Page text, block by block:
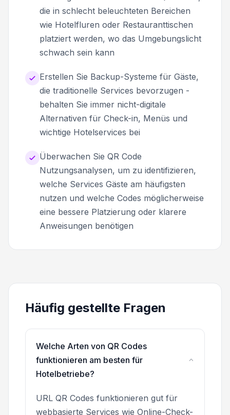
die in schlecht beleuchteten Bereichen
wie Hotelfluren oder Restauranttischen
platziert werden, wo das Umgebungslicht
schwach sein kann
Erstellen Sie Backup-Systeme für Gäste,
die traditionelle Services bevorzugen -
behalten Sie immer nicht-digitale
Alternativen für Check-in, Menüs und
wichtige Hotelservices bei
Überwachen Sie QR Code
Nutzungsanalysen, um zu identifizieren,
welche Services Gäste am häufigsten
nutzen und welche Codes möglicherweise
eine bessere Platzierung oder klarere
Anweisungen benötigen
Häufig gestellte Fragen
Welche Arten von QR Codes
funktionieren am besten für
Hotelbetriebe?
URL QR Codes funktionieren gut für
webbasierte Services wie Online-Check-